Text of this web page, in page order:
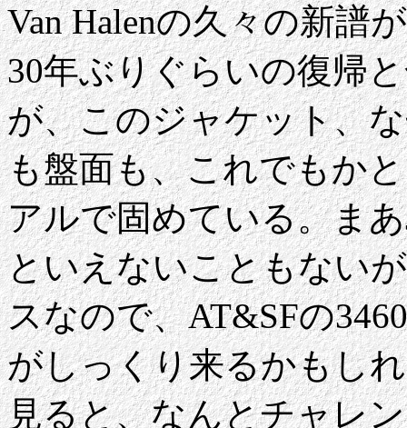
Van Halenの久々の新譜
30年ぶりぐらいの復帰
が、このジャケット、
も盤面も、これでもか
アルで固めている。ま
といえないこともない
スなので、AT&SFの
がしっくり来るかもし
見ると、なんとチャレ